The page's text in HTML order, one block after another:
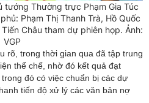
tướng Thường trực Phạm Gia Túc
Phạm Thị Thanh Trà, Hồ Quốc
Châu tham dự phiên họp. Ảnh:
VGP
rõ, trong thời gian qua đã tập trung
thể chế, nhờ đó kết quả đạt
đó có việc chuẩn bị các dự
tiến độ xử lý các văn bản nợ